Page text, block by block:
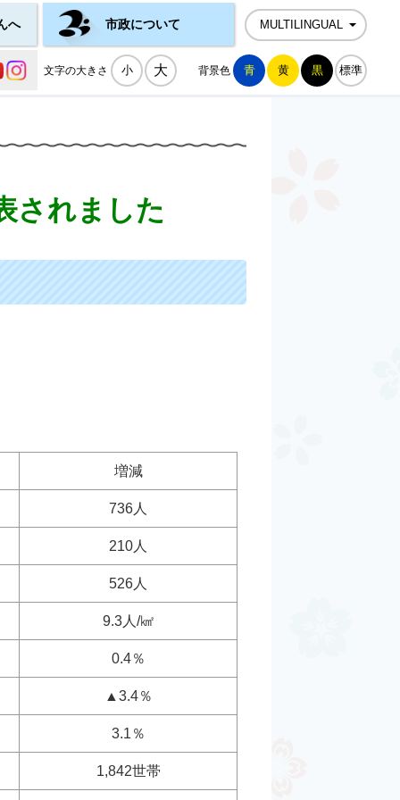
へ 市政について MULTILINGUAL
文字の大きさ 小 大 背景色 青 黄 黒 標準
されました
増減
736人
210人
526人
9.3人/㎢
0.4％
▲3.4％
3.1％
1,842世帯